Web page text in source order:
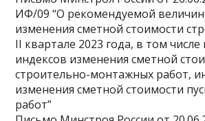
ИФ/09 “О рекомендуемой
изменения сметной стоимости
II квартале 2023 года, в том числе
индексов изменения сметной
строительно-монтажных работ,
изменения сметной стоимости
работ”